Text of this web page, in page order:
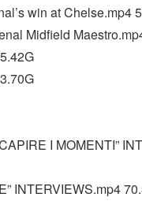
win at Chelse.mp4
Midfield
I MOMENTI”
INTERVIEWS.mp4